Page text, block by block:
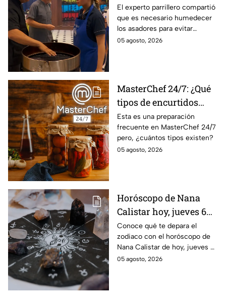
24/7 destaca la
importancia del agua
para la preparación de
cualquier asado
El experto parrillero compartió
que es necesario humedecer
los asadores para evitar
accidentes
05 agosto, 2026
MasterChef 24/7: ¿Qué
tipos de encurtidos
hay?
Esta es una preparación
frecuente en MasterChef 24/7
pero, ¿cuántos tipos existen?
05 agosto, 2026
Horóscopo de Nana
Calistar hoy, jueves 6
de agosto: a estos
signos se les abren las
puertas del dinero
Conoce qué te depara el
zodiaco con el horóscopo de
Nana Calistar de hoy, jueves 6
de agosto. ¿Será dinero o
05 agosto, 2026